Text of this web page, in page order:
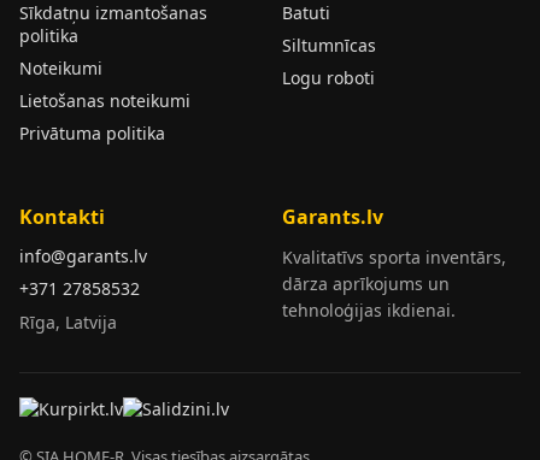
Sīkdatņu izmantošanas
politika
Noteikumi
Lietošanas noteikumi
Privātuma politika
Batuti
Siltumnīcas
Logu roboti
Kontakti
info@garants.lv
+371 27858532
Rīga, Latvija
Garants.lv
Kvalitatīvs sporta inventārs,
dārza aprīkojums un
tehnoloģijas ikdienai.